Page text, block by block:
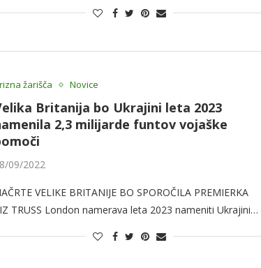
žarišča Novice
Britanija bo Ukrajini leta 2023
2,3 milijarde funtov vojaške
09/2022
VELIKE BRITANIJE BO SPOROČILA PREMIERKA
TRUSS London namerava leta 2023 nameniti Ukrajini…